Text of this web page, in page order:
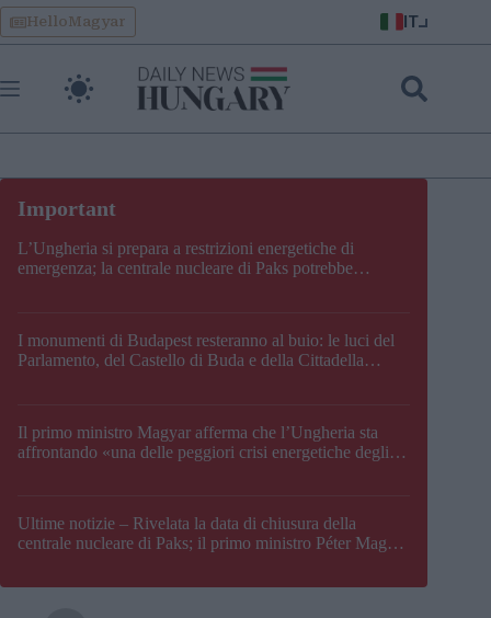
Skip
to
content
HelloMagyar IT
L’Ungheria si prepara a restrizioni energetiche di
emergenza; la centrale nucleare di Paks potrebbe
I monumenti di Budapest resteranno al buio: le luci del
Parlamento, del Castello di Buda e della Cittadella
Il primo ministro Magyar afferma che l’Ungheria sta
affrontando «una delle peggiori crisi energetiche degli
Ultime notizie – Rivelata la data di chiusura della
centrale nucleare di Paks; il primo ministro Péter Magyar